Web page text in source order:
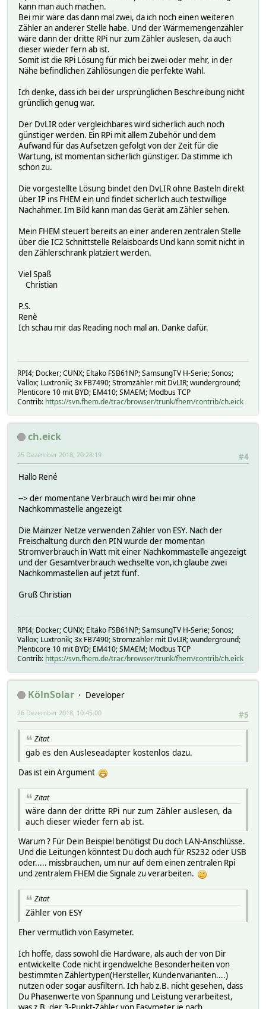
kann man auch machen.
Bei mir wäre das dann mal zwei, da ich noch einen weiteren
Zähler an anderer Stelle habe. Und der Wärmemengenzähler
wäre dann der dritte RPi nur zum Zähler auslesen, da auch
dieser wieder fern ab ist.
Somit ist die RPi Lösung für mich bei zwei oder mehr, in der
Nähe befindlichen Zähllösungen die perfekte Wahl.
Ich denke, dass ich bei der ursprünglichen Beschreibung nicht
gründlich genug war.
Der DvLIR oder vergleichbares wird sicherlich auch noch
günstiger werden. Ein RPi mit allem Zubehör und dem
Aufwand für das Aufsetzen gefolgt von der Zeit für die
Wartung, ist momentan sicherlich günstiger. Da stimme ich
schon zu.
Die vorgestellte Lösung bindet den DvLIR ohne Basteln direkt
über IP ins FHEM ein und findet sicherlich auch testwillige
Nachahmer. Im Bild kann man das Gerät am Zähler sehen.
Mein FHEM steuert bereits an einer anderen zentralen Stelle
über die IC2 Schnittstelle Relaisboards Und kann somit nicht in
den Zählerschrank platziert werden.
Viel Spaß
Christian
P.S.
Renè
Ich schau mir das Reading noch mal an. Danke dafür.
RPI4; Docker; CUNX; Eltako FSB61NP; SamsungTV H-Serie; Sonos;
Vallox; Luxtronik; 3x FB7490; Stromzähler mit DvLIR; wunderground;
Plenticore 10 mit BYD; EM410; SMAEM; Modbus TCP
Contrib: https://svn.fhem.de/trac/browser/trunk/fhem/contrib/ch.eick
ch.eick
#4
25 Dezember 2018, 20:28:19
Hallo René
--> der momentane Verbrauch wird bei mir ohne
Nachkommastelle angezeigt
Die Mainzer Netze verwenden Zähler von ESY. Nach der
Freischaltung durch den PIN wurde der momentan
Stromverbrauch in Watt mit einer Nachkommastelle angezeigt
und der Gesamtverbrauch wechselte von,ich glaube zwei
Nachkommastellen auf jetzt fünf.
Gruß Christian
RPI4; Docker; CUNX; Eltako FSB61NP; SamsungTV H-Serie; Sonos;
Vallox; Luxtronik; 3x FB7490; Stromzähler mit DvLIR; wunderground;
Plenticore 10 mit BYD; EM410; SMAEM; Modbus TCP
Contrib: https://svn.fhem.de/trac/browser/trunk/fhem/contrib/ch.eick
KölnSolar
Developer
#5
26 Dezember 2018, 10:45:00
Zitat
gab es den Ausleseadapter kostenlos dazu.
Das ist ein Argument
Zitat
wäre dann der dritte RPi nur zum Zähler auslesen, da
auch dieser wieder fern ab ist.
Warum ? Für Dein Beispiel benötigst Du doch LAN-Anschlüsse.
Und die Leitungen könntest Du doch auch für RS232 oder USB
oder..... missbrauchen, um nur auf dem einen zentralen Rpi
und zentralem FHEM die Signale zu verarbeiten.
Zitat
Zähler von ESY
Eher vermutlich von Easymeter.
Ich hoffe, dass sowohl die Hardware, als auch der von Dir
entwickelte Code nicht irgendwelche Besonderheiten von
bestimmten Zählertypen(Hersteller, Kundenvarianten....)
nutzen oder sogar ausfiltern. Ich hab z.B. nicht gesehen, dass
Du Phasenwerte von Spannung und Leistung verarbeitest,